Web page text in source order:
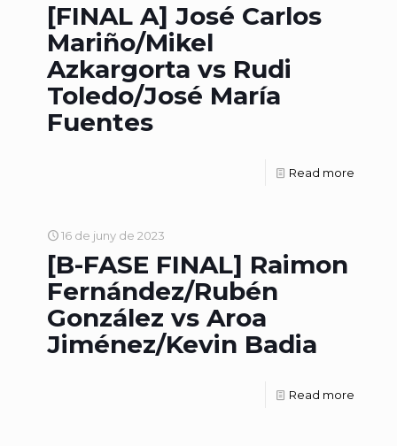
[FINAL A] José Carlos
Mariño/Mikel
Azkargorta vs Rudi
Toledo/José María
Fuentes
Read more
16 de juny de 2023
[B-FASE FINAL] Raimon
Fernández/Rubén
González vs Aroa
Jiménez/Kevin Badia
Read more